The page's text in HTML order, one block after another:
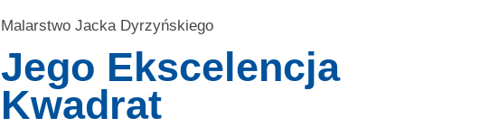
Malarstwo Jacka Dyrzyńskiego
Jego Ekscelencja
Kwadrat